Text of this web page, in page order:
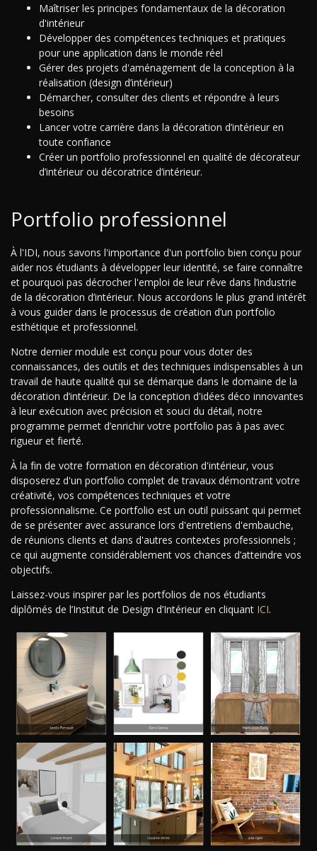
Maîtriser les principes fondamentaux de la décoration
d'intérieur
Développer des compétences techniques et pratiques
pour une application dans le monde réel
Gérer des projets d'aménagement de la conception à la
réalisation (design d’intérieur)
Démarcher, consulter des clients et répondre à leurs
besoins
Lancer votre carrière dans la décoration d’intérieur en
toute confiance
Créer un portfolio professionnel en qualité de décorateur
d’intérieur ou décoratrice d’intérieur.
Portfolio professionnel
À l'IDI, nous savons l'importance d'un portfolio bien conçu pour
aider nos étudiants à développer leur identité, se faire connaître
et pourquoi pas décrocher l'emploi de leur rêve dans l’industrie
de la décoration d’intérieur. Nous accordons le plus grand intérêt
à vous guider dans le processus de création d’un portfolio
esthétique et professionnel.
Notre dernier module est conçu pour vous doter des
connaissances, des outils et des techniques indispensables à un
travail de haute qualité qui se démarque dans le domaine de la
décoration d’intérieur. De la conception d'idées déco innovantes
à leur exécution avec précision et souci du détail, notre
programme permet d’enrichir votre portfolio pas à pas avec
rigueur et fierté.
À la fin de votre formation en décoration d'intérieur, vous
disposerez d'un portfolio complet de travaux démontrant votre
créativité, vos compétences techniques et votre
professionnalisme. Ce portfolio est un outil puissant qui permet
de se présenter avec assurance lors d'entretiens d'embauche,
de réunions clients et dans d'autres contextes professionnels ;
ce qui augmente considérablement vos chances d’atteindre vos
objectifs.
Laissez-vous inspirer par les portfolios de nos étudiants
diplômés de l’Institut de Design d’Intérieur en cliquant ICI.